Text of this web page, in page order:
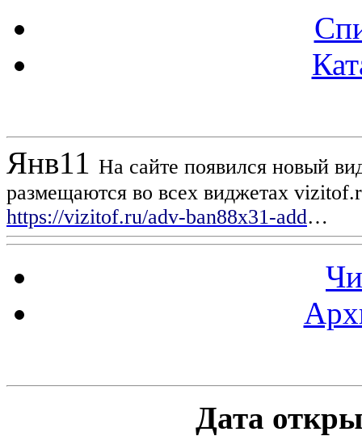
Янв11 На сайте появился новый
размещаются во всех виджетах
https://vizitof.ru/adv-ban88x31-add…
Дата